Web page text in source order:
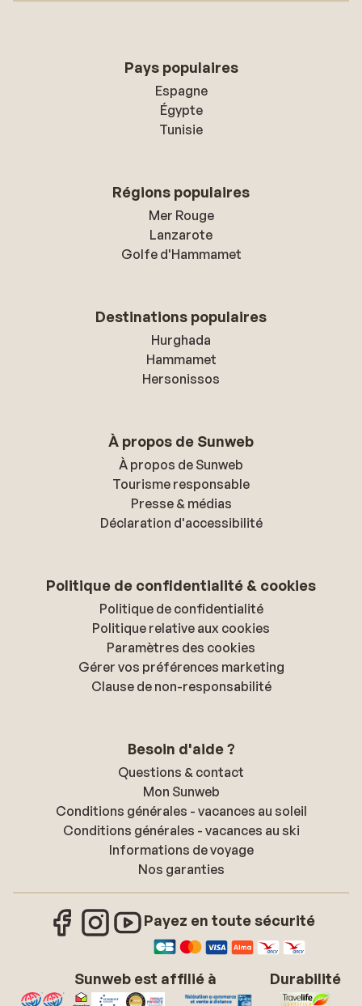
Pays populaires
Espagne
Égypte
Tunisie
Régions populaires
Mer Rouge
Lanzarote
Golfe d'Hammamet
Destinations populaires
Hurghada
Hammamet
Hersonissos
À propos de Sunweb
À propos de Sunweb
Tourisme responsable
Presse & médias
Déclaration d'accessibilité
Politique de confidentialité & cookies
Politique de confidentialité
Politique relative aux cookies
Paramètres des cookies
Gérer vos préférences marketing
Clause de non-responsabilité
Besoin d'aide ?
Questions & contact
Mon Sunweb
Conditions générales - vacances au soleil
Conditions générales - vacances au ski
Informations de voyage
Nos garanties
Payez en toute sécurité
Sunweb est affilié à Durabilité